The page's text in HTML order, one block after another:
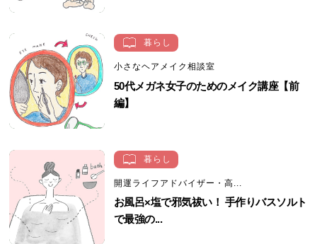
暮らし
小さなヘアメイク相談室
50代メガネ女子のためのメイク講座【前
編】
暮らし
開運ライフアドバイザー・高...
お風呂×塩で邪気祓い！ 手作りバスソルト
で最強の...